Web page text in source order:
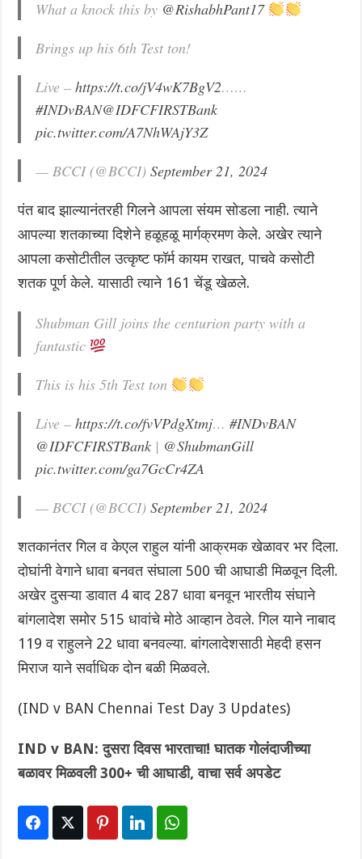
What a knock this by @RishabhPant17
Brings up his 6th Test ton!
Live –https://t.co/jV4wK7BgV2……
#INDvBAN@IDFCFIRSTBank
pic.twitter.com/A7NhWAjY3Z
— BCCI (@BCCI)September 21, 2024
पंत बाद झाल्यानंतरही गिलने आपला संयम सोडला नाही. त्याने
आपल्या शतकाच्या दिशेने हळूहळू मार्गक्रमण केले. अखेर त्याने
आपला कसोटीतील उत्कृष्ट फॉर्म कायम राखत, पाचवे कसोटी
शतक पूर्ण केले. यासाठी त्याने 161 चेंडू खेळले.
Shubman Gill joins the centurion party with a
fantastic
This is his 5th Test ton
Live –https://t.co/fvVPdgXtmj…#INDvBAN
@IDFCFIRSTBank | @ShubmanGill
pic.twitter.com/ga7GcCr4ZA
— BCCI (@BCCI)September 21, 2024
शतकानंतर गिल व केएल राहुल यांनी आक्रमक खेळावर भर दिला.
दोघांनी वेगाने धावा बनवत संघाला 500 ची आघाडी मिळवून दिली.
अखेर दुसऱ्या डावात 4 बाद 287 धावा बनवून भारतीय संघाने
बांगलादेश समोर 515 धावांचे मोठे आव्हान ठेवले. गिल याने नाबाद
119 व राहुलने 22 धावा बनवल्या. बांगलादेशसाठी मेहदी हसन
मिराज याने सर्वाधिक दोन बळी मिळवले.
(IND v BAN Chennai Test Day 3 Updates)
IND v BAN: दुसरा दिवस भारताचा! घातक गोलंदाजीच्या
बळावर मिळवली 300+ ची आघाडी, वाचा सर्व अपडेट